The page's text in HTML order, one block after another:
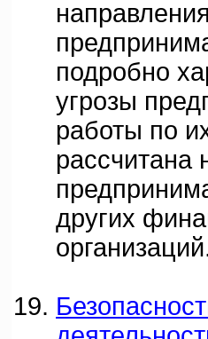
подробно
угрозы
работы по
рассчитана
других